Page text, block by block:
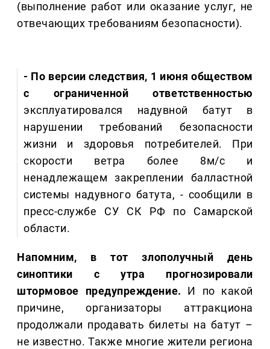
(выполнение работ или оказание услуг, не
отвечающих требованиям безопасности).
- По версии следствия, 1 июня обществом
с ограниченной ответственностью
эксплуатировался надувной батут в
нарушении требований безопасности
жизни и здоровья потребителей. При
скорости ветра более 8м/с и
ненадлежащем закреплении балластной
системы надувного батута, - сообщили в
пресс-службе СУ СК РФ по Самарской
области.
Напомним, в тот злополучный день
синоптики с утра прогнозировали
штормовое предупреждение. И по какой
причине, организаторы аттракциона
продолжали продавать билеты на батут –
не известно. Также многие жители региона